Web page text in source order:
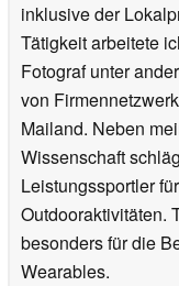
inklusive der
Tätigkeit arbeitete
Fotograf unter
von
Mailand. Neben
Wissenschaft
Leistungssportler
Outdooraktivitäten.
besonders für die
Wearables.